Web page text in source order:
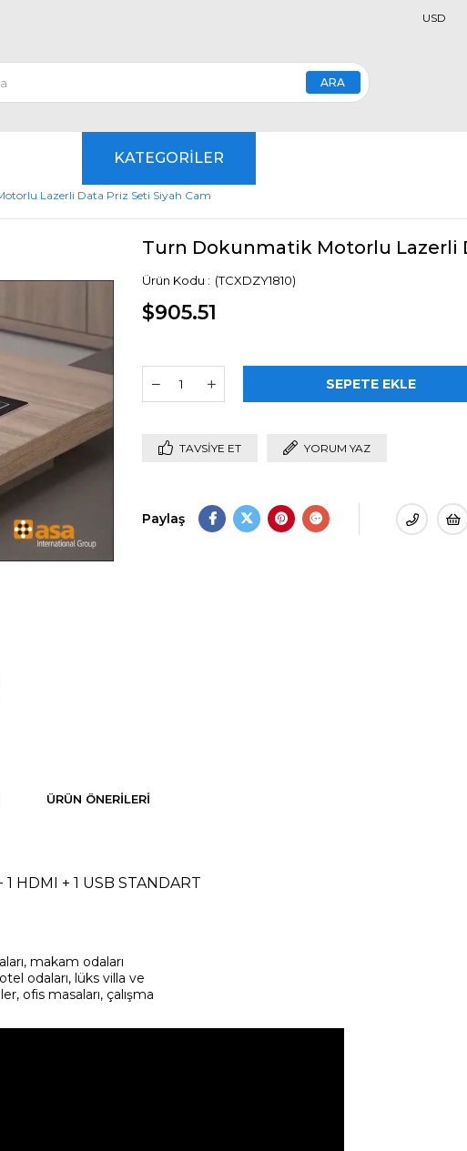
USD
KATEGORİLER
Lazerli Data Priz Seti Siyah Cam
Turn Dokunmatik Motorlu Lazerli
(TCXDZY1810)
$905.51
TAVSIYE ET YORUM YAZ
Paylaş
ÜRÜN ÖNERILERI
1 HDMI + 1 USB STANDART
makam odaları
odaları, lüks villa ve
ofis masaları, çalışma